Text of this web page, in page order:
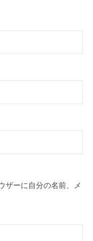
ザーに自分の名前、メ